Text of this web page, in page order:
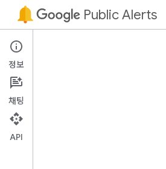
Public Alerts
산호세 어스퀘익스
쓰나미
정보
채팅
API